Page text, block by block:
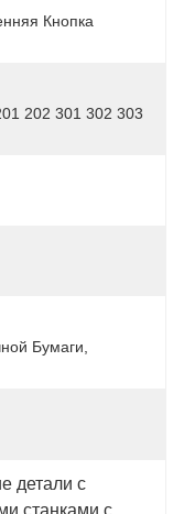
Кнопка
202 301 302 303
Бумаги,
детали с
станками с